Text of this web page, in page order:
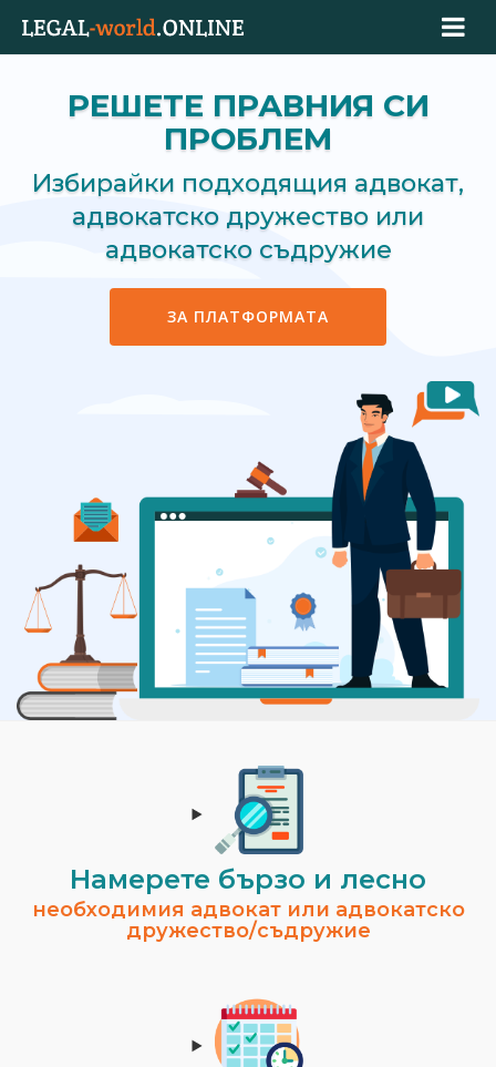
РЕШЕТЕ ПРАВНИЯ СИ
ПРОБЛЕМ
Избирайки подходящия адвокат,
адвокатско дружество или
адвокатско съдружие
ЗА ПЛАТФОРМАТА
Намерете бързо и лесно
необходимия адвокат или адвокатско
дружество/съдружие